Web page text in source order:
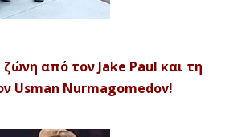
από τον Jake Paul και τη
Usman Nurmagomedov!